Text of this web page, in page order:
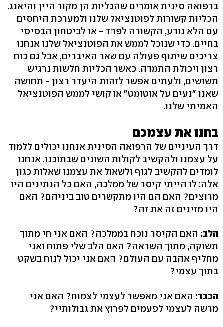
ברפואה סינית אומרים שהכליות הן מקור היין והיאנג.
הכליות קשורות לפוטנציאל שלנו ולמערכת היחסים
עם הלא נודע, הקשורה לפחד - או לביטחון הבסיסי
בחיים. כדי שנוכל לממש את הפוטנציאל שלנו אנחנו
צריכים שיתוף פעולה עם שאר האיברים, אבל גם כוח
רצון ויכולת התמדה. כאשר הכליות חלשות נרגיש
תשושים, ולעתים אפשר לזהות היעדר רצון - תחושה
שאנו "נעים על אוטומט" או קושי לממש הפוטנציאל
האמיתי שלנו.
בחנו את עצמכם
דרך העיניים של הרפואה הסינית אנחנו יכולים ללמוד
על עצמנו ולהקשיב לקולות השונים שבתוכנו. אנחנו
לומדים להקשיב לגוף ולשאול את עצמנו שאלות כגון
אלה: לו הייתי קיסר של ממלכה, האם כל הנתינים היו
מרוצים? האם הם היו מתקשרים טוב ביניהם? האם
היו מזינים זה את זה?
הלב: האם הקיסר נוכח בממלכה? האם אני חי מתוך
תשוקה, מתוך השראה? האם הלב שלי פתוח ואני
מחליף אהבה עם העולם? האם אני יכול לנוח בשקט
בתוך עצמי?
הכבד: האם אני מאפשר לעצמי לצמוח? האם אני
מרשה לעצמי לפעמים לפרוץ את גבולותיי?